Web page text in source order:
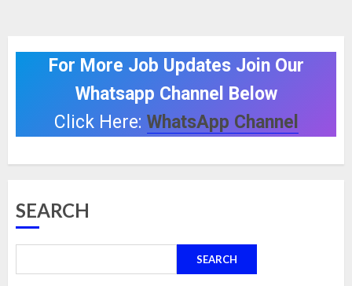
For More Job Updates Join Our
Whatsapp Channel Below
Click Here: WhatsApp Channel
SEARCH
SEARCH